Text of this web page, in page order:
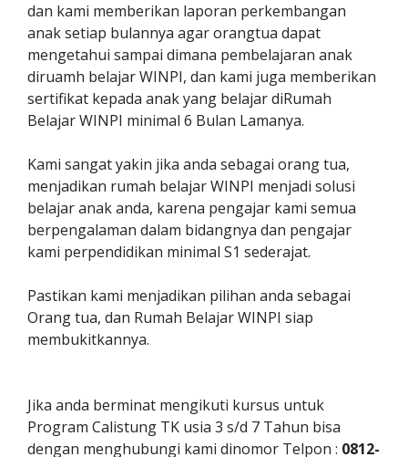
dan kami memberikan laporan perkembangan
anak setiap bulannya agar orangtua dapat
mengetahui sampai dimana pembelajaran anak
diruamh belajar WINPI, dan kami juga memberikan
sertifikat kepada anak yang belajar diRumah
Belajar WINPI minimal 6 Bulan Lamanya.
Kami sangat yakin jika anda sebagai orang tua,
menjadikan rumah belajar WINPI menjadi solusi
belajar anak anda, karena pengajar kami semua
berpengalaman dalam bidangnya dan pengajar
kami perpendidikan minimal S1 sederajat.
Pastikan kami menjadikan pilihan anda sebagai
Orang tua, dan Rumah Belajar WINPI siap
membukitkannya.
Jika anda berminat mengikuti kursus untuk
Program Calistung TK usia 3 s/d 7 Tahun bisa
dengan menghubungi kami dinomor Telpon : 0812-